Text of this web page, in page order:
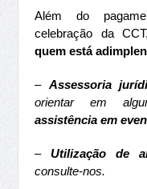
Além do
celebração da
quem está
– Assessoria
orientar em
assistência em
–Utilização de
consulte-nos.